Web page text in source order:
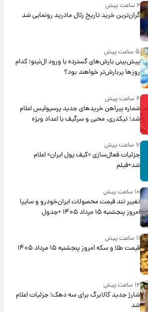
۲ ساعت پیش
گران‌ترین خرید تاریخ رئال مادرید رونمایی شد
۵ ساعت پیش
پیش‌بینی بارش‌های گسترده با ورود ال‌نینو؛ کدام
روزها پربارش‌تر خواهند بود؟
۶ ساعت پیش
شماره پیراهن خریدهای جدید پرسپولیس اعلام
شد؛ تیکدری، محبی و سرگیف با اعداد ویژه
۷ ساعت پیش
جزئیات فعال‌سازی «کیف پول ایران» اعلام
شد+فیلم
۱۰ ساعت پیش
تغییر تند قیمت محصولات ایران‌خودرو و سایپا
امروز پنجشنبه ۱۵ مرداد ۱۴۰۵ +جدول
۱۱ ساعت پیش
قیمت طلا و سکه امروز پنجشنبه ۱۵ مرداد ۱۴۰۵
۱۲ ساعت پیش
شارژ جدید کالابرگ برای سه دهک؛ جزئیات اعلام
شد